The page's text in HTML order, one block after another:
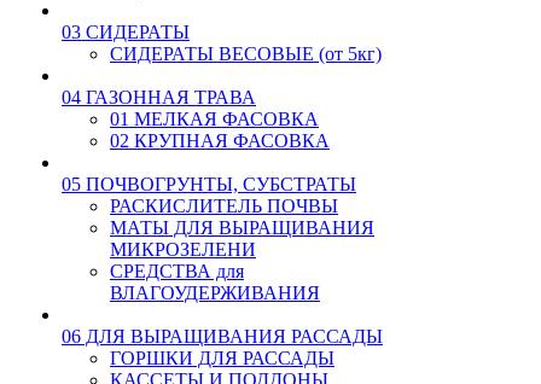
03 СИДЕРАТЫ
СИДЕРАТЫ ВЕСОВЫЕ (от 5кг)
04 ГАЗОННАЯ ТРАВА
01 МЕЛКАЯ ФАСОВКА
02 КРУПНАЯ ФАСОВКА
05 ПОЧВОГРУНТЫ, СУБСТРАТЫ
РАСКИСЛИТЕЛЬ ПОЧВЫ
МАТЫ ДЛЯ ВЫРАЩИВАНИЯ
МИКРОЗЕЛЕНИ
СРЕДСТВА для
ВЛАГОУДЕРЖИВАНИЯ
06 ДЛЯ ВЫРАЩИВАНИЯ РАССАДЫ
ГОРШКИ ДЛЯ РАССАДЫ
КАССЕТЫ И ПОДДОНЫ